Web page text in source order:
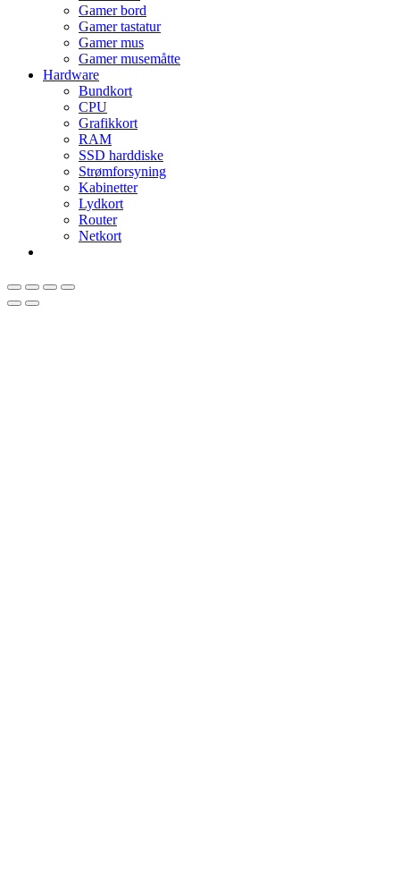
Gamer bord
Gamer tastatur
Gamer mus
Gamer musemåtte
Hardware
Bundkort
CPU
Grafikkort
RAM
SSD harddiske
Strømforsyning
Kabinetter
Lydkort
Router
Netkort